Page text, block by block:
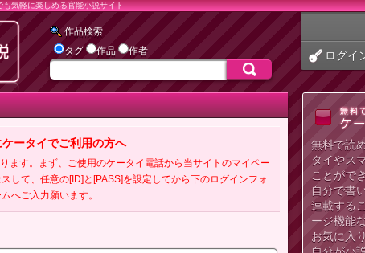
気軽に楽しめる官能小説サイト
作品検索
タグ
作品 作者 ログイ
ータイでご利用の方へ
ます。まず、ご使用のケータイ電話から当サイトのマイペー
して、任意の[ID]と[PASS]を設定してから下のログインフォ
へご入力願います。
無料で読
タイやス
ことがで
自分で書
連載する
ージ機能
お気に入